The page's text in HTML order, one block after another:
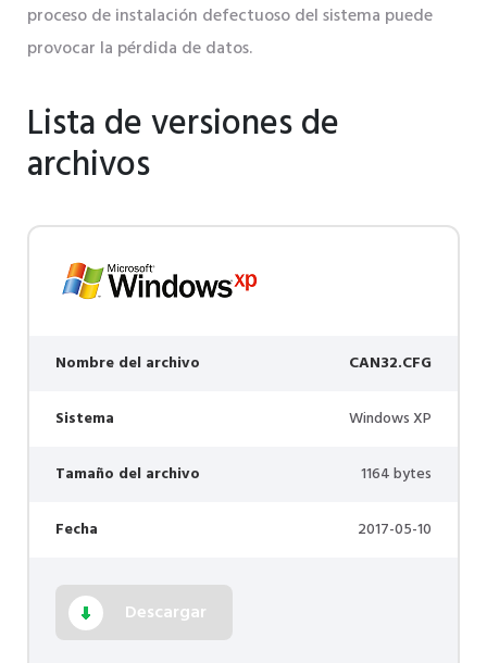
proceso de instalación defectuoso del sistema puede
provocar la pérdida de datos.
Lista de versiones de
archivos
Nombre del archivo CAN32.CFG
Sistema Windows XP
Tamaño del archivo 1164 bytes
Fecha 2017-05-10
Descargar